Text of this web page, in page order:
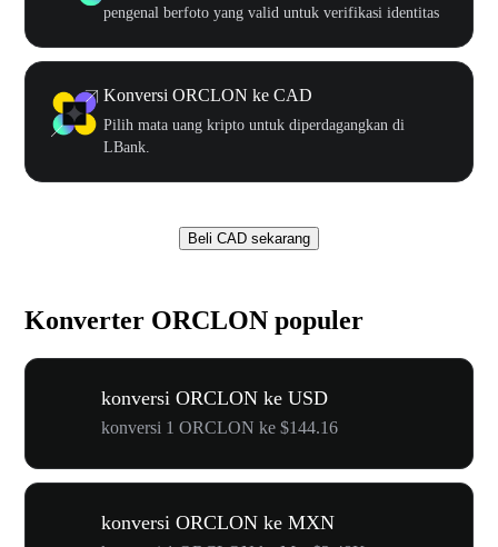
pengenal berfoto yang valid untuk verifikasi identitas
Konversi ORCLON ke CAD
Pilih mata uang kripto untuk diperdagangkan di
LBank.
Beli CAD sekarang
Konverter ORCLON populer
konversi ORCLON ke USD
konversi 1 ORCLON ke $144.16
konversi ORCLON ke MXN